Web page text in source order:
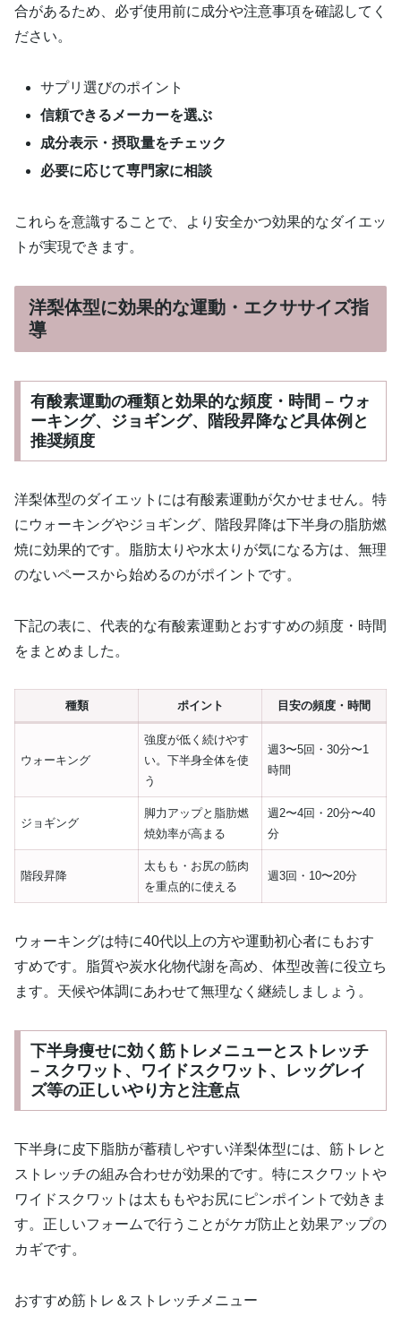
合があるため、必ず使用前に成分や注意事項を確認してく
ださい。
サプリ選びのポイント
信頼できるメーカーを選ぶ
成分表示・摂取量をチェック
必要に応じて専門家に相談
これらを意識することで、より安全かつ効果的なダイエッ
トが実現できます。
洋梨体型に効果的な運動・エクササイズ指
導
有酸素運動の種類と効果的な頻度・時間 – ウォ
ーキング、ジョギング、階段昇降など具体例と
推奨頻度
洋梨体型のダイエットには有酸素運動が欠かせません。特
にウォーキングやジョギング、階段昇降は下半身の脂肪燃
焼に効果的です。脂肪太りや水太りが気になる方は、無理
のないペースから始めるのがポイントです。
下記の表に、代表的な有酸素運動とおすすめの頻度・時間
をまとめました。
種類 ポイント 目安の頻度・時間
ウォーキング
強度が低く続けやす
い。下半身全体を使
う
週3〜5回・30分〜1
時間
ジョギング
脚力アップと脂肪燃
焼効率が高まる
週2〜4回・20分〜40
分
階段昇降
太もも・お尻の筋肉
を重点的に使える
週3回・10〜20分
ウォーキングは特に40代以上の方や運動初心者にもおす
すめです。脂質や炭水化物代謝を高め、体型改善に役立ち
ます。天候や体調にあわせて無理なく継続しましょう。
下半身痩せに効く筋トレメニューとストレッチ
– スクワット、ワイドスクワット、レッグレイ
ズ等の正しいやり方と注意点
下半身に皮下脂肪が蓄積しやすい洋梨体型には、筋トレと
ストレッチの組み合わせが効果的です。特にスクワットや
ワイドスクワットは太ももやお尻にピンポイントで効きま
す。正しいフォームで行うことがケガ防止と効果アップの
カギです。
おすすめ筋トレ＆ストレッチメニュー